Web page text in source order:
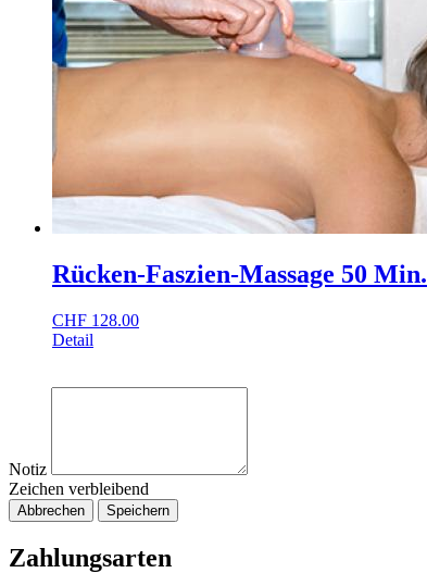
Rücken-Faszien-Massage 50 Min.
CHF 128.00
Detail
Notiz
Zeichen verbleibend
Abbrechen Speichern
Zahlungsarten